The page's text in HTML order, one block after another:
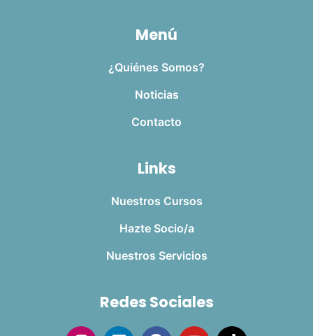
Menú
¿Quiénes Somos?
Noticias
Contacto
Links
Nuestros Cursos
Hazte Socio/a
Nuestros Servicios
Redes Sociales